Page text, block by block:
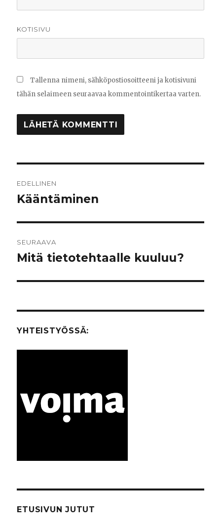
KOTISIVU
Tallenna nimeni, sähköpostiosoitteeni ja kotisivuni
tähän selaimeen seuraavaa kommentointikertaa varten.
selaus
EDELLINEN
Edellinen
Kääntäminen
SEURAAVA
Seuraava
Mitä tietotehtaalle kuuluu?
YHTEISTYÖSSÄ:
ETUSIVUN JUTUT